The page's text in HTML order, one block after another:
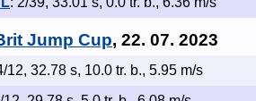
Jump Cup, 22. 07. 2023
12, 32.78 s, 10.0 tr. b., 5.95 m/s